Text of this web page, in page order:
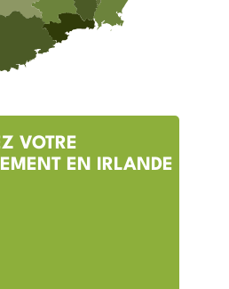
VOTRE
EN IRLANDE